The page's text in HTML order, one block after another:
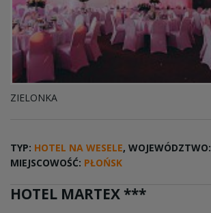
ZIELONKA
TYP: HOTEL NA WESELE, WOJEWÓDZTWO:
MIEJSCOWOŚĆ: PŁOŃSK
HOTEL MARTEX ***